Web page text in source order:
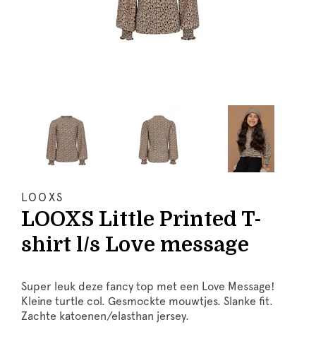
LOOXS
LOOXS Little Printed T-
shirt l/s Love message
Super leuk deze fancy top met een Love Message!
Kleine turtle col. Gesmockte mouwtjes. Slanke fit.
Zachte katoenen/elasthan jersey.